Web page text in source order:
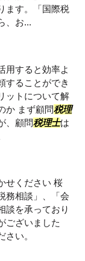
ます。「国際税
、お...
用すると効率よ
することができ
ットについて解
か まず顧問税理
、顧問税理士は
せください 桜
務相談」、「会
談を承っており
ございました
い。